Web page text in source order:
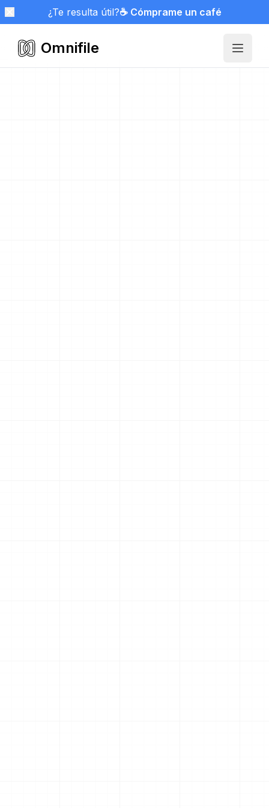
¿Te resulta útil?☕ Cómprame un café
Omnifile